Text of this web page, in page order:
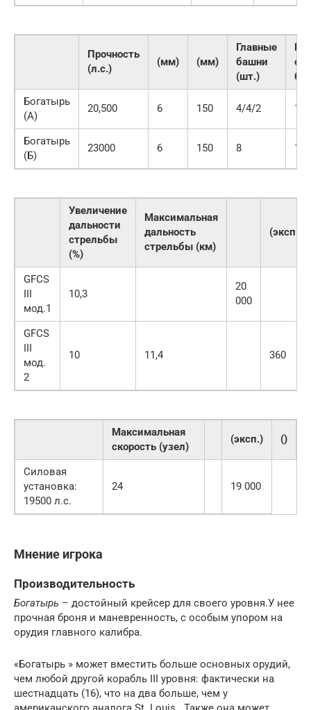
Прочность
(л.с.)
(мм) (мм)
Главные
башни
(шт.)
Богатырь
(А)
20,500 6 150 4/4/2 12
Богатырь
(Б)
23000 6 150 8 12
Увеличение
дальности
стрельбы
(%)
Максимальная
дальность
стрельбы (км)
(эксп.)
GFCS
III
мод.1
10,3
20
000
GFCS
III
мод.
2
10 11,4 360
Максимальная
скорость (узел)
(эксп.) ()
Силовая
установка:
19500 л.с.
24 19 000
Мнение игрока
Производительность
Богатырь – достойный крейсер для своего уровня.У нее
прочная броня и маневренность, с особым упором на
орудия главного калибра.
«Богатырь » может вместить больше основных орудий,
чем любой другой корабль III уровня: фактически на
шестнадцать (16), что на два больше, чем у